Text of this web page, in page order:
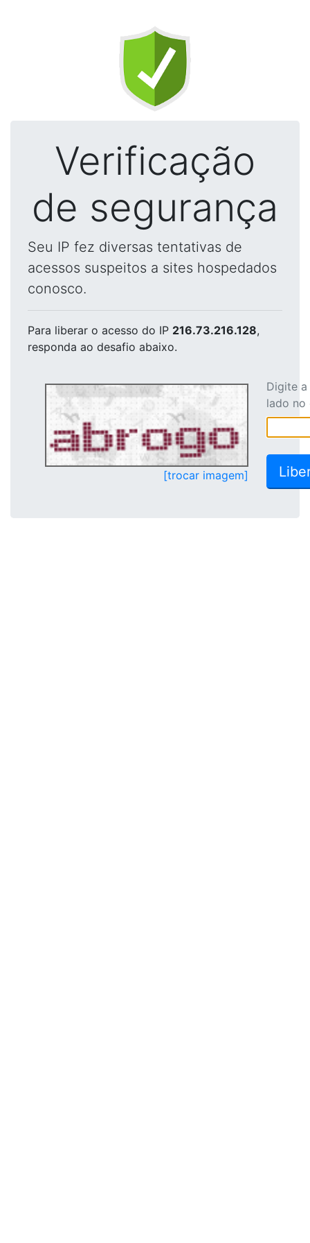
Verificação
de segurança
Seu IP fez diversas tentativas de
acessos suspeitos a sites hospedados
conosco.
Para liberar o acesso do IP 216.73.216.128,
responda ao desafio abaixo.
[trocar imagem]
Digite
lado no